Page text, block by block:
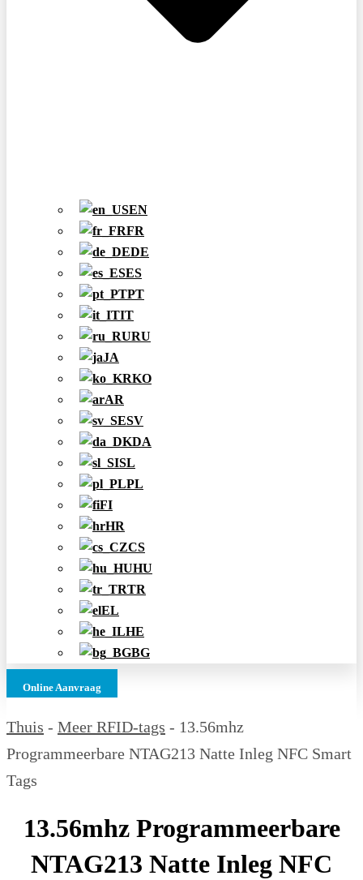
EN
FR
DE
ES
PT
IT
RU
JA
KO
AR
SV
DA
SL
PL
FI
HR
CS
HU
TR
EL
HE
BG
Online Aanvraag
Thuis - Meer RFID-tags - 13.56mhz
Programmeerbare NTAG213 Natte Inleg NFC Smart
Tags
13.56mhz Programmeerbare
NTAG213 Natte Inleg NFC